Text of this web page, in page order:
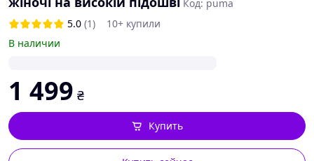
Код: puma
5.0 (1)
10+ купили
В наличии
1 499 ₴
Купить